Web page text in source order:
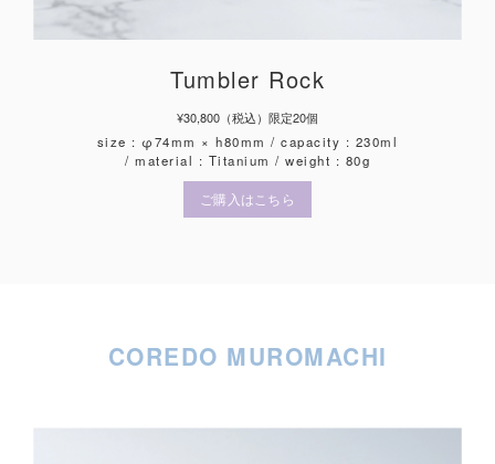
Tumbler Rock
¥30,800（税込）限定20個
size : φ74mm × h80mm / capacity : 230ml
/ material : Titanium / weight : 80g
ご購入はこちら
COREDO MUROMACHI